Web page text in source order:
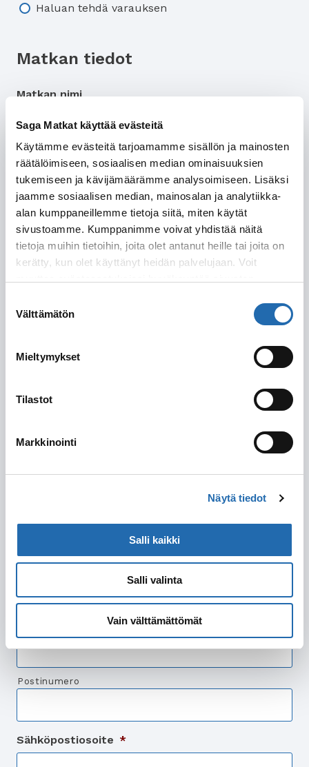
Saga Matkat käyttää evästeitä
Käytämme evästeitä tarjoamamme sisällön ja mainosten
räätälöimiseen, sosiaalisen median ominaisuuksien
tukemiseen ja kävijämäärämme analysoimiseen. Lisäksi
jaamme sosiaalisen median, mainosalan ja analytiikka-
alan kumppaneillemme tietoja siitä, miten käytät
sivustoamme. Kumppanimme voivat yhdistää näitä
tietoja muihin tietoihin, joita olet antanut heille tai joita on
kerätty, kun olet käyttänyt heidän palvelujaan. Voit
valinta
Välttämätön
Mieltymykset
Tilastot
Markkinointi
Näytä tiedot
Salli kaikki
Salli valinta
Vain välttämättömät
Haluan tehdä varauksen
Matkan tiedot
Matkan nimi
Lähtöpäivä
Paluupäivä
JoustoaMatkustuspäivissä on joustoa (kerro
Osoite
Postinumero
Sähköpostiosoite *